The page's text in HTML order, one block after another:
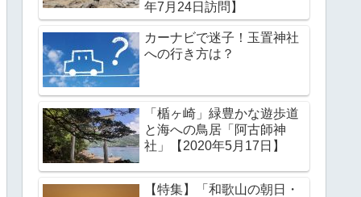
年7月24日訪問】
カーナビで迷子！玉置神社
への行き方は？
「楯ヶ崎」緑豊かな遊歩道
と海への鳥居「阿古師神
社」【2020年5月17日】
【特集】「和歌山の朝日・